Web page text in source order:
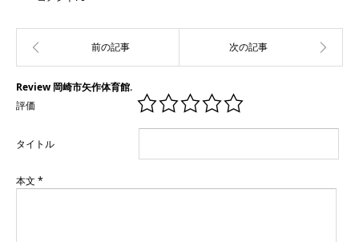
Review 岡崎市矢作体育館.
評価
タイトル
本文 *